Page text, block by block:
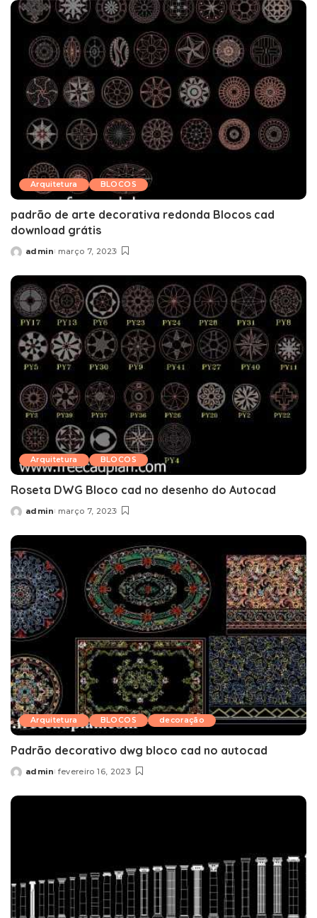
Arquitetura BLOCOS
padrão de arte decorativa redonda Blocos cad
download grátis
Posted
admin março 7, 2023
Arquitetura BLOCOS
Roseta DWG Bloco cad no desenho do Autocad
Posted
admin março 7, 2023
Arquitetura BLOCOS decoração
Padrão decorativo dwg bloco cad no autocad
Posted
admin fevereiro 16, 2023